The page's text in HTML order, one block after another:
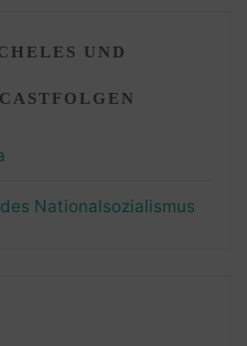
UND
Nationalsozialismus